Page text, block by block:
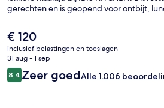
gerechten en is geopend voor ontbijt,
terras. Andere reizigers zijn erg te
personeel.
De
huidige
prijs
is
€ 120
€ 120
inclusief belastingen en toeslagen
31 aug - 1 sep
Beoordelingen
8,48,4 op 10 –
Zeer goedAlle 1.006